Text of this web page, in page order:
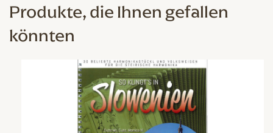
Produkte, die Ihnen gefallen
könnten